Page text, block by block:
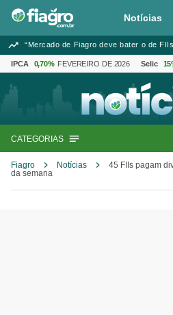
Notícias
“Mercado de Fiagro deve bater o de
IPCA 0,70% FEVEREIRO DE 2026 Selic
CATEGORIAS
Fiagro Notícias
45 FIIs pagam
da semana